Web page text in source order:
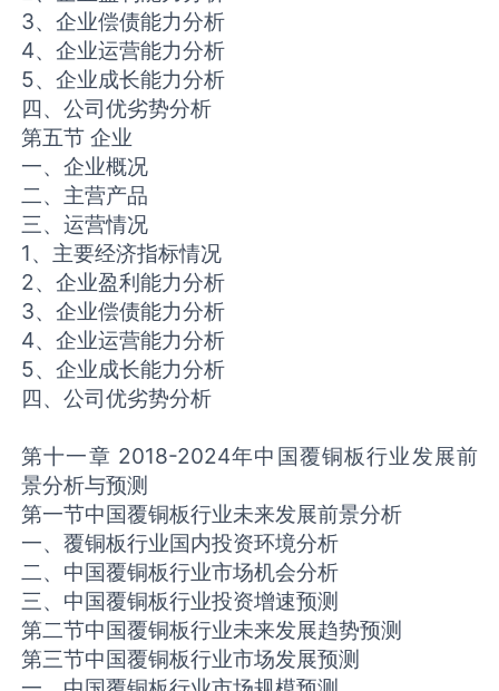
3、企业偿债能力分析
4、企业运营能力分析
5、企业成长能力分析
四、公司优劣势分析
第五节 企业
一、企业概况
二、主营产品
三、运营情况
1、主要经济指标情况
2、企业盈利能力分析
3、企业偿债能力分析
4、企业运营能力分析
5、企业成长能力分析
四、公司优劣势分析
第十一章 2018-2024年中国覆铜板行业发展前
景分析与预测
第一节中国覆铜板行业未来发展前景分析
一、覆铜板行业国内投资环境分析
二、中国覆铜板行业市场机会分析
三、中国覆铜板行业投资增速预测
第二节中国覆铜板行业未来发展趋势预测
第三节中国覆铜板行业市场发展预测